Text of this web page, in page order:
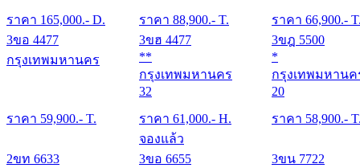
ราคา 165,000.- D. ราคา 88,900.- T. ราคา 66,900.-
3ขอ 4477
กรุงเทพมหานคร
ราคา 59,900.- T.
3ขฮ 4477
**
กรุงเทพมหานคร
32
ราคา 61,000.- H.
3ขฎ 5500
*
กรุงเทพมหานค
20
ราคา 58,900.-
2ขท 6633
จองแล้ว
3ขอ 6655
3ขน 7722